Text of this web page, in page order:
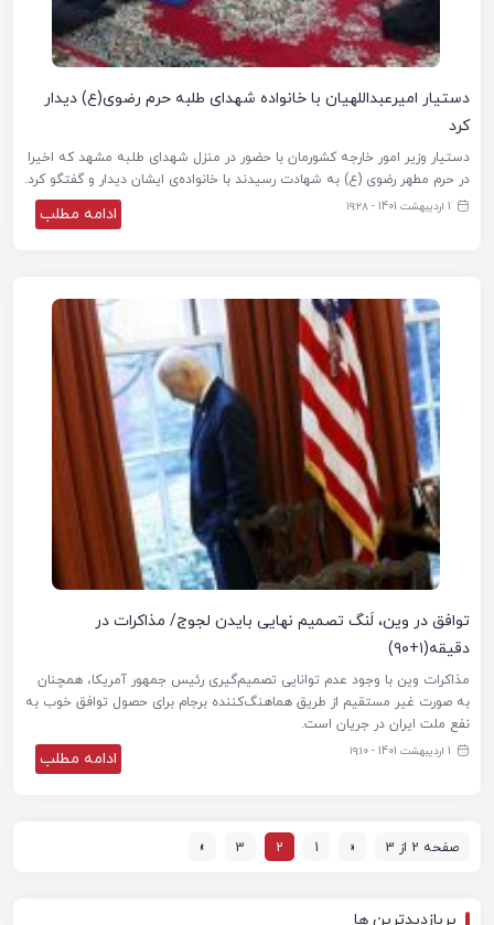
دستیار امیرعبداللهیان با خانواده شهدای طلبه حرم رضوی(ع) دیدار
کرد
دستیار وزیر امور خارجه کشورمان با حضور در منزل شهدای طلبه مشهد که اخیرا
در حرم مطهر رضوی (ع) به شهادت رسیدند با خانواده‌ی ایشان دیدار و گفتگو کرد.
1 اردیبهشت 1401 - ۱۹:۲۸ ادامه مطلب
توافق در وین، لَنگ تصمیم نهایی بایدن لجوج/ مذاکرات در
دقیقه(۱+۹۰)
مذاکرات وین با وجود عدم توانایی تصمیم‌گیری رئیس جمهور آمریکا، همچنان
به صورت غیر مستقیم از طریق هماهنگ‌کننده برجام برای حصول توافق خوب به
نفع ملت ایران در جریان است.
1 اردیبهشت 1401 - ۱۹:۱۰ ادامه مطلب
صفحه 2 از 3 «
1
2
3
»
پربازدیدترین ها